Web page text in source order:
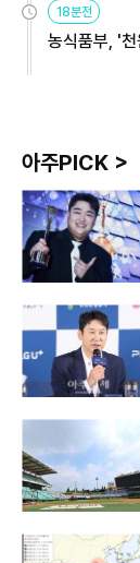
18분전
농식품부, '
아주PICK >